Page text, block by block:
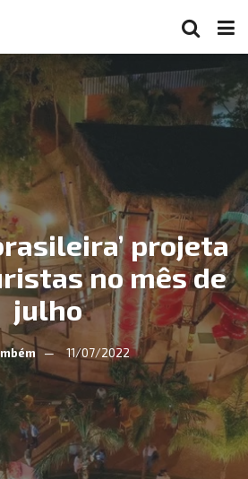
projeta
no mês de
julho
11/07/2022